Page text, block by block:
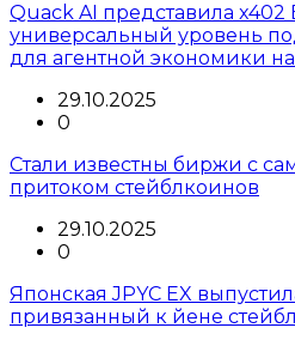
Quack AI представила x402
универсальный уровень
для агентной экономики
29.10.2025
0
Стали известны биржи с
притоком стейблкоинов
29.10.2025
0
Японская JPYC EX
привязанный к йене